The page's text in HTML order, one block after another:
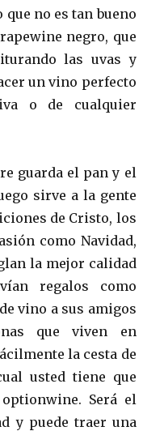
no es tan bueno
negro, que
las uvas y
un vino perfecto
o de cualquier
guarda el pan y el
sirve a la gente
de Cristo, los
como Navidad,
la mejor calidad
regalos como
vino a sus amigos
que viven en
la cesta de
usted tiene que
Será el
y puede traer una